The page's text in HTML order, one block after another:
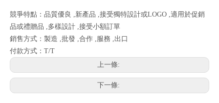
競爭特點：品質優良 ,新產品 ,接受獨特設計或LOGO ,適用於促銷
品或禮贈品 ,多樣設計 ,接受小額訂單
銷售方式：製造 ,批發 ,合作 ,服務 ,出口
付款方式：T/T
上一條:
下一條: